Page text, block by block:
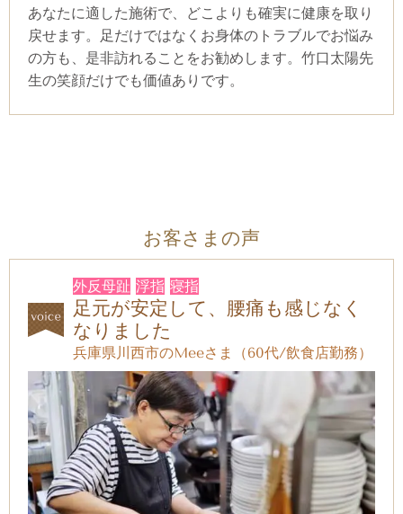
あなたに適した施術で、どこよりも確実に健康を取り
戻せます。足だけではなくお身体のトラブルでお悩み
の方も、是非訪れることをお勧めします。竹口太陽先
生の笑顔だけでも価値ありです。
お客さまの声
外反母趾 浮指 寝指
足元が安定して、腰痛も感じなく
なりました
兵庫県川西市のMeeさま（60代/飲食店勤務）